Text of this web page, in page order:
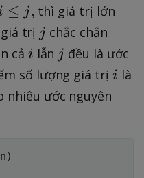
\
≤ j, thì giá trị lớn
trị j
j chắc chắn
cả i
i lẫn j
j đều là ước
số lượng giá trị i
i là
nhiêu ước nguyên
n )